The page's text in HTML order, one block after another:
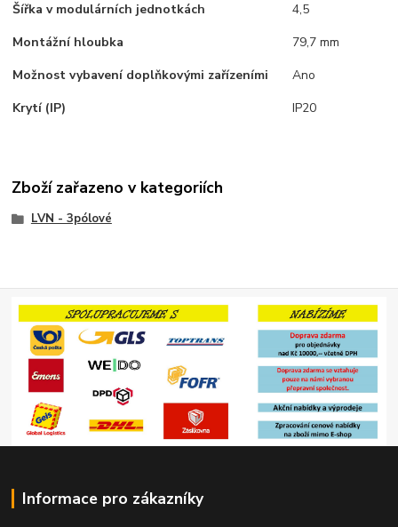
Šířka v modulárních jednotkách
4,5
Montážní hloubka
79,7 mm
Možnost vybavení doplňkovými zařízeními
Ano
Krytí (IP)
IP20
Zboží zařazeno v kategoriích
LVN - 3pólové
Informace pro zákazníky